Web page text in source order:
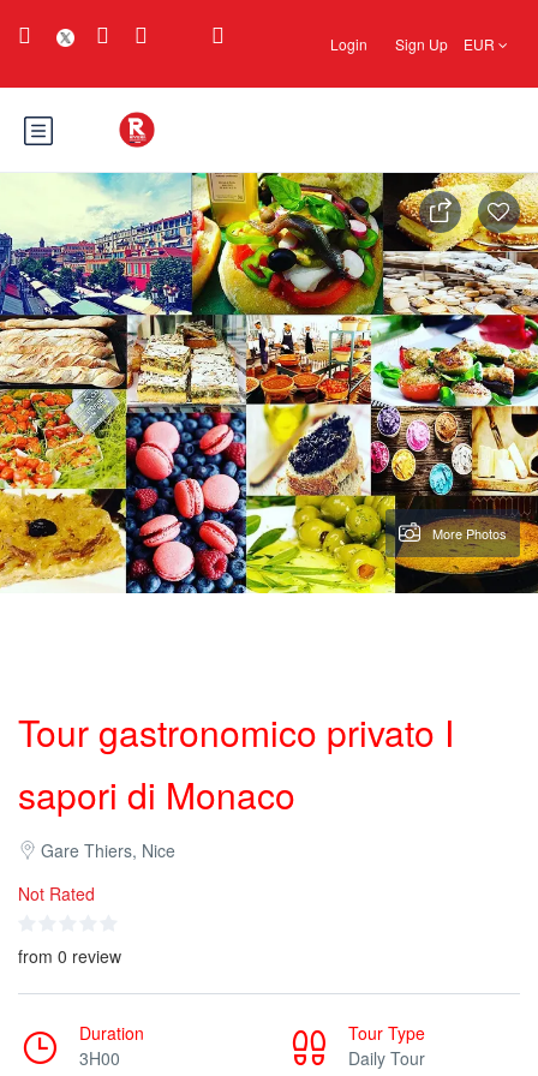
Login Sign Up EUR
More Photos
Tour gastronomico privato I
sapori di Monaco
Gare Thiers, Nice
Not Rated
from 0 review
Duration
3H00
Tour Type
Daily Tour